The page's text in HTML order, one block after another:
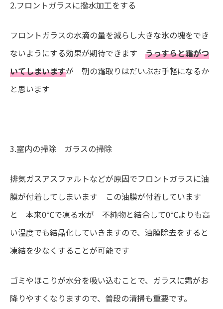
2.フロントガラスに撥水加工をする
フロントガラスの水滴の量を減らし大きな氷の塊をでき
ないようにする効果が期待できますうっすらと霜がつ
いてしまいますが 朝の霜取りはだいぶお手軽になるか
と思います
3.室内の掃除 ガラスの掃除
排気ガスアスファルトなどが原因でフロントガラスに油
膜が付着してしまいます この油膜が付着しています
と 本来0℃で凍る水が 不純物と結合して0℃よりも高
い温度でも結晶化していきますので、油膜除去をすると
凍結を少なくすることが可能です
ゴミやほこりが水分を吸い込むことで、ガラスに霜がお
降りやすくなりますので、普段の清掃も重要です。